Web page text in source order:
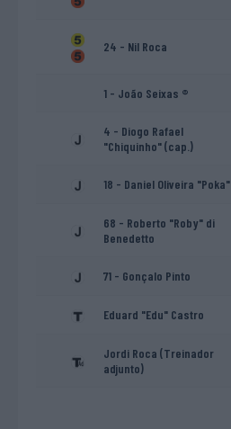
24 - Nil Roca
1 - João Seixas ®
4 - Diogo Rafael
"Chiquinho" (cap.)
18 - Daniel Oliveira "Poka"
68 - Roberto "Roby" di
Benedetto
71 - Gonçalo Pinto
Eduard "Edu" Castro
Jordi Roca (Treinador
adjunto)